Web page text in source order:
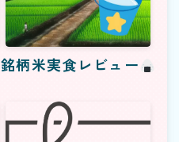
銘柄米実食レビュー